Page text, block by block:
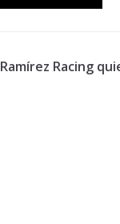
Ramírez Racing